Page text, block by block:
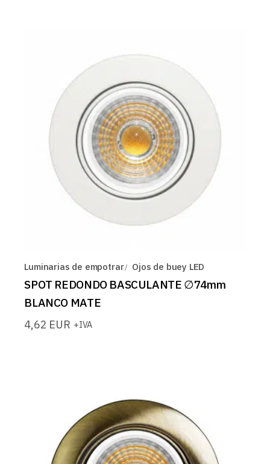
Luminarias de empotrar Ojos de buey LED
SPOT REDONDO BASCULANTE ∅74mm
BLANCO MATE
4,62 EUR +IVA